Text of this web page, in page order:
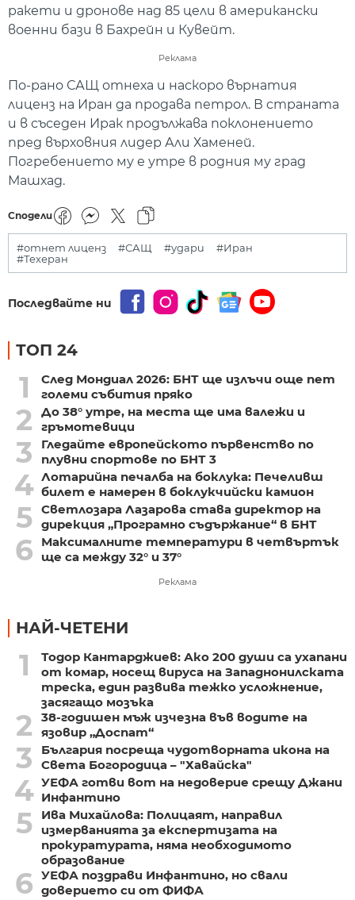
ракети и дронове над 85 цели в американски
военни бази в Бахрейн и Кувейт.
Реклама
По-рано САЩ отнеха и наскоро върнатия
лиценз на Иран да продава петрол. В страната
и в съседен Ирак продължава поклонението
пред върховния лидер Али Хаменей.
Погребението му е утре в родния му град
Машхад.
Сподели
#отнет лиценз #САЩ #удари
#Иран
#Техеран
Последвайте ни
ТОП 24
1
След Мондиал 2026: БНТ ще излъчи още пет
големи събития пряко
2
До 38° утре, на места ще има валежи и
гръмотевици
3
Гледайте европейското първенство по
плувни спортове по БНТ 3
4 Лотарийна печалба на боклука: Печеливш
билет е намерен в боклукчийски камион
5 Светлозара Лазарова става директор на
дирекция „Програмно съдържание“ в БНТ
6
Максималните температури в четвъртък
ще са между 32° и 37°
Реклама
НАЙ-ЧЕТЕНИ
1
Тодор Кантарджиев: Ако 200 души са ухапани
от комар, носещ вируса на Западнонилската
треска, един развива тежко усложнение,
засягащо мозъка
2
38-годишен мъж изчезна във водите на
язовир „Доспат“
3
България посреща чудотворната икона на
Света Богородица – "Хавайска"
4 УЕФА готви вот на недоверие срещу Джани
Инфантино
5
Ива Михайлова: Полицаят, направил
измерванията за експертизата на
прокуратурата, няма необходимото
образование
6 УЕФА поздрави Инфантино, но свали
доверието си от ФИФА